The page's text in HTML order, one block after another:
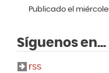
Publicado el
Síguenos en...
rss